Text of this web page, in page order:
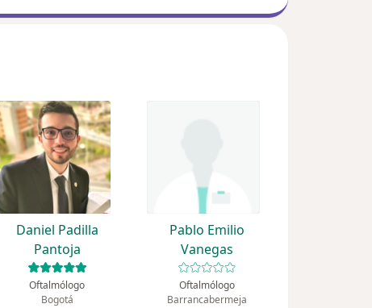
Daniel Padilla
Pantoja
Oftalmólogo
Bogotá
Pablo Emilio
Vanegas
Oftalmólogo
Barrancabermeja